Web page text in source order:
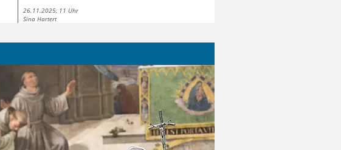
26.11.2025, 11 Uhr
Sina Hartert